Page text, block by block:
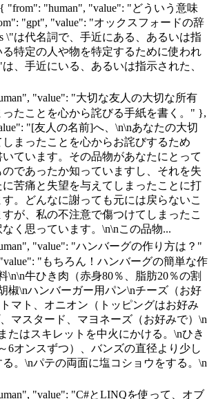
"from": "human", "value": "どういう意味
"gpt", "value": "オックスフォードの辞
\"は代名詞で、手近にある、あるいは指
特定の人や物を特定するために使われ
、手近にいる、あるいは指示された、
"value": "大切な友人の大切な所有
たことを心から詫びる手紙を書く。" },
"[友人の名前]へ、\n\nあなたの大切
まったことを心からお詫びするため
ています。その品物があなたにとって
であったか知っていますし、それを失
苦痛と失望を与えてしまったことに打
。どんなに謝っても元には戻らないこ
が、私の不注意で傷つけてしまったこ
く思っています。\n\nこの品物...
"value": "ハンバーグの作り方は？"
"もちろん！ハンバーグの簡単な作
\n\n牛ひき肉（赤身80％、脂肪20％の割
椒\nハンバーガー用パン\nチーズ（お好
マト、オニオン（トッピングはお好み
マスタード、マヨネーズ（お好みで）\n
たはスキレットを中火にかける。\nひき
6オンスずつ）、バンズの直径より少し
。\nパテの両面に塩コショウをする。\n
"value": "C#とLINQを使って、オブ